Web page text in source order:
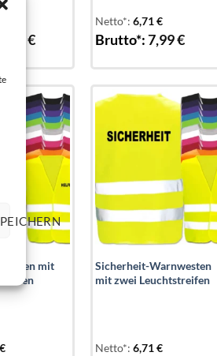
€
Netto*: 6,71€
Brutto*:7,99€
Add to
wishlist
mit
€
Add to
wishlist
Sicherheit-Warnwesten
mit zwei Leuchtstreifen
Netto*: 6,71€